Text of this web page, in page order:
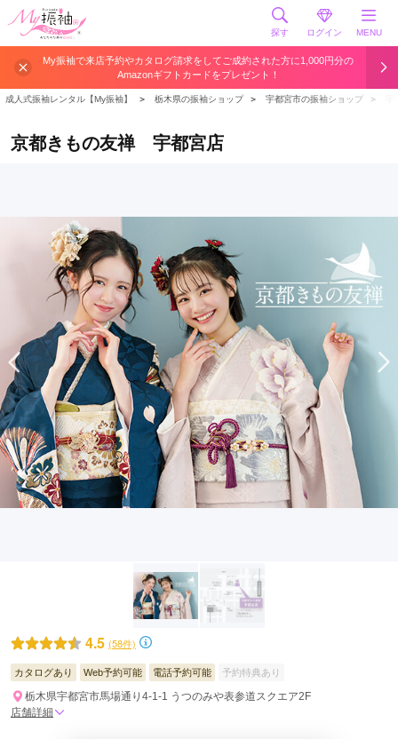
探す ログイン MENU
My振袖で来店予約やカタログ請求をしてご成約された方に1,000円分の
Amazonギフトカードをプレゼント！
成人式振袖レンタル【My振袖】 ＞ 栃木県の振袖ショップ ＞ 宇都宮市の振袖ショップ ＞
京都きもの友禅 宇都宮店
4.5 (58件)
カタログあり Web予約可能 電話予約可能 予約特典あり
栃木県宇都宮市馬場通り4-1-1 うつのみや表参道スクエア2F
店舗詳細